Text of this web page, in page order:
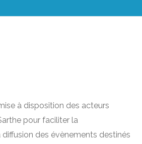
à disposition des acteurs
pour faciliter la
des évènements destinés